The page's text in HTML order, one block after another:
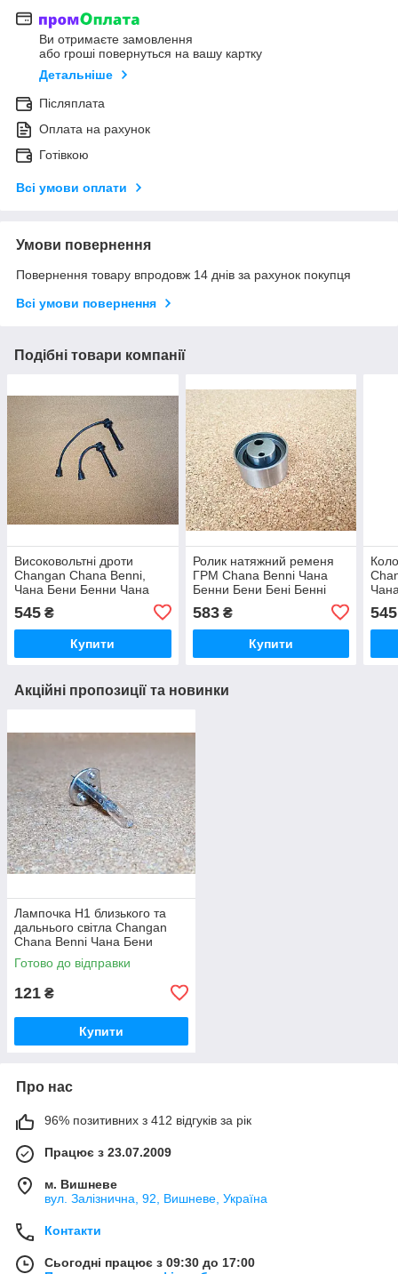
Ви отримаєте замовлення
або гроші повернуться на вашу картку
Детальніше
Післяплата
Оплата на рахунок
Готівкою
Всі умови оплати
Умови повернення
Повернення товару впродовж 14 днів за рахунок покупця
Всі умови повернення
Подібні товари компанії
Високовольтні дроти
Changan Chana Benni,
Чана Бени Бенни Чана
545 ₴
Купити
Ролик натяжний ременя
ГРМ Chana Benni Чана
Бенни Бени Бені Бенні
583₴
Купити
545
Акційні пропозиції та новинки
Лампочка Н1 близького та
дальнього світла Changan
Chana Benni Чана Бени
Бенни Бенні Бені
Готово до відправки
121 ₴
Купити
Про нас
96% позитивних з 412 відгуків за рік
Працює з 23.07.2009
м. Вишневе
вул. Залізнична, 92, Вишневе, Україна
Контакти
Сьогодні працює з 09:30 до 17:00